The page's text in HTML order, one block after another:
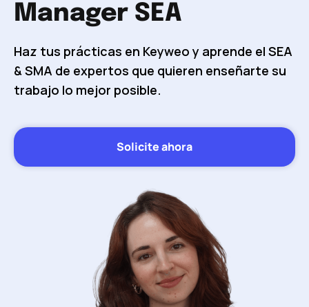
Manager SEA
Haz tus prácticas en Keyweo y aprende el SEA
& SMA de expertos que quieren enseñarte su
trabajo lo mejor posible.
Solicite ahora